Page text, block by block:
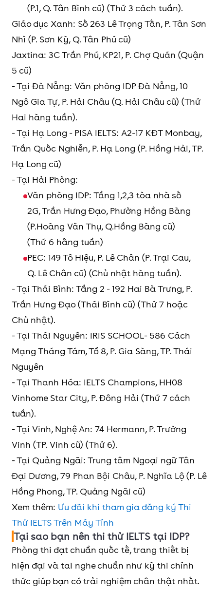
(P.1, Q. Tân Bình cũ) (Thứ 3 cách tuần).
Giáo dục Xanh: Số 263 Lê Trọng Tấn, P. Tân Sơn
Nhì (P. Sơn Kỳ, Q. Tân Phú cũ)
Jaxtina: 3C Trần Phú, KP21, P. Chợ Quán (Quận
5 cũ)
- Tại Đà Nẵng: Văn phòng IDP Đà Nẵng, 10
Ngô Gia Tự, P. Hải Châu (Q. Hải Châu cũ) (Thứ
Hai hàng tuần).
- Tại Hạ Long - PISA IELTS: A2-17 KĐT Monbay,
Trần Quốc Nghiễn, P. Hạ Long (P. Hồng Hải, TP.
Hạ Long cũ)
- Tại Hải Phòng:
Văn phòng IDP: Tầng 1,2,3 tòa nhà số
2G, Trần Hưng Đạo, Phường Hồng Bàng
(P.Hoàng Văn Thụ, Q.Hồng Bàng cũ)
(Thứ 6 hằng tuần)
PEC: 149 Tô Hiệu, P. Lê Chân (P. Trại Cau,
Q. Lê Chân cũ) (Chủ nhật hàng tuần).
- Tại Thái Bình: Tầng 2 - 192 Hai Bà Trưng, P.
Trần Hưng Đạo (Thái Bình cũ) (Thứ 7 hoặc
Chủ nhật).
- Tại Thái Nguyên: IRIS SCHOOL- 586 Cách
Mạng Tháng Tám, Tổ 8, P. Gia Sàng, TP. Thái
Nguyên
- Tại Thanh Hóa: IELTS Champions, HH08
Vinhome Star City, P. Đông Hải (Thứ 7 cách
tuần).
- Tại Vinh, Nghệ An: 74 Hermann, P. Trường
Vinh (TP. Vinh cũ) (Thứ 6).
- Tại Quảng Ngãi: Trung tâm Ngoại ngữ Tân
Đại Dương, 79 Phan Bội Châu, P. Nghĩa Lộ (P. Lê
Hồng Phong, TP. Quảng Ngãi cũ)
Xem thêm: Ưu đãi khi tham gia đăng ký Thi
Thử IELTS Trên Máy Tính
Tại sao bạn nên thi thử IELTS tại IDP?
Phòng thi đạt chuẩn quốc tế, trang thiết bị
hiện đại và tai nghe chuẩn như kỳ thi chính
thức giúp bạn có trải nghiệm chân thật nhất.